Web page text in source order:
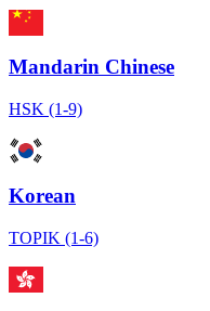
Mandarin Chinese
HSK (1-9)
Korean
TOPIK (1-6)